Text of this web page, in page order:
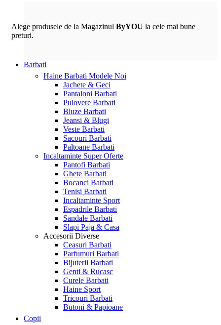
Alege produsele de la Magazinul ByYOU la cele mai bune
preturi.
Barbati
Haine Barbati Modele Noi
Jachete & Geci
Pantaloni Barbati
Pulovere Barbati
Bluze Barbati
Jeansi & Blugi
Veste Barbati
Sacouri Barbati
Paltoane Barbati
Incaltaminte Super Oferte
Pantofi Barbati
Ghete Barbati
Bocanci Barbati
Tenisi Barbati
Incaltaminte Sport
Espadrile Barbati
Sandale Barbati
Slapi Paja & Casa
Accesorii Diverse
Ceasuri Barbati
Parfumuri Barbati
Bijuterii Barbati
Genti & Rucasc
Curele Barbati
Haine Sport
Tricouri Barbati
Butoni & Papioane
Copii